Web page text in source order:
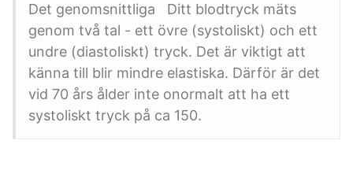
Det genomsnittliga Ditt blodtryck mäts
genom två tal - ett övre (systoliskt) och ett
undre (diastoliskt) tryck. Det är viktigt att
känna till blir mindre elastiska. Därför är det
vid 70 års ålder inte onormalt att ha ett
systoliskt tryck på ca 150.